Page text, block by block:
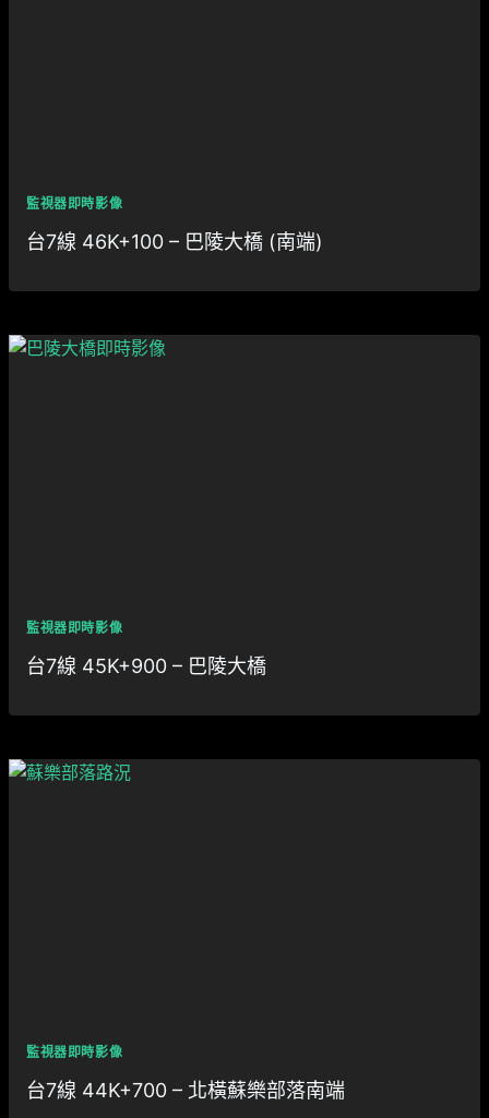
監視器即時影像
台7線 46K+100 – 巴陵大橋 (南端)
監視器即時影像
台7線 45K+900 – 巴陵大橋
監視器即時影像
台7線 44K+700 – 北橫蘇樂部落南端